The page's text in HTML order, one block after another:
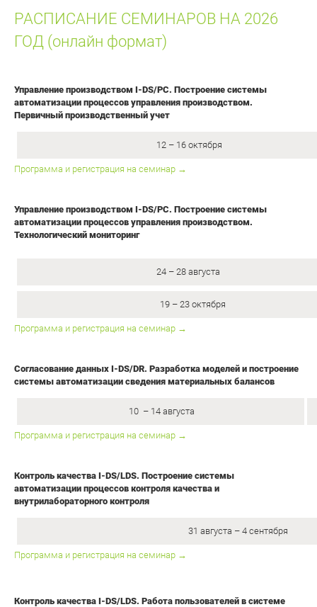
РАСПИСАНИЕ СЕМИНАРОВ НА 2026
ГОД (онлайн формат)
Управление производством I-DS/PC. Построение системы
автоматизации процессов управления производством.
Первичный производственный учет
12 – 16 октября
Программа и регистрация на семинар →
Управление производством I-DS/PC. Построение системы
автоматизации процессов управления производством.
Технологический мониторинг
24 – 28 августа
19 – 23 октября
Программа и регистрация на семинар →
Согласование данных I-DS/DR. Разработка моделей и построение
системы автоматизации сведения материальных балансов
10 – 14 августа
Программа и регистрация на семинар →
Контроль качества I-DS/LDS. Построение системы
автоматизации процессов контроля качества и
внутрилабораторного контроля
31 августа – 4 сентября
Программа и регистрация на семинар →
Контроль качества I-DS/LDS. Работа пользователей в системе